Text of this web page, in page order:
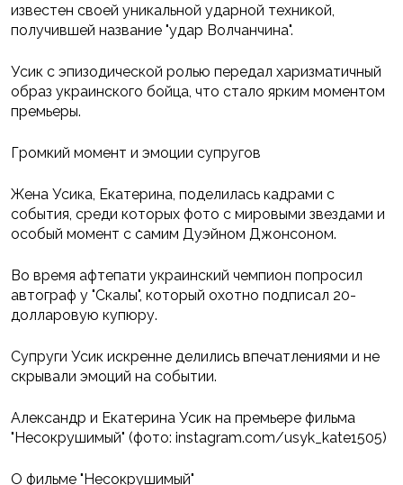
известен своей уникальной ударной техникой,
получившей название "удар Волчанчина".
Усик с эпизодической ролью передал харизматичный
образ украинского бойца, что стало ярким моментом
премьеры.
Громкий момент и эмоции супругов
Жена Усика, Екатерина, поделилась кадрами с
события, среди которых фото с мировыми звездами и
особый момент с самим Дуэйном Джонсоном.
Во время афтепати украинский чемпион попросил
автограф у "Скалы", который охотно подписал 20-
долларовую купюру.
Супруги Усик искренне делились впечатлениями и не
скрывали эмоций на событии.
Александр и Екатерина Усик на премьере фильма
"Несокрушимый" (фото: instagram.com/usyk_kate1505)
О фильме "Несокрушимый"